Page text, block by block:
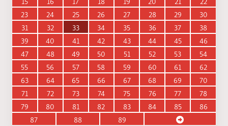
23
24 25 26 27 28 29
30
31
32 33 34 35 36 37
38
39
40 41 42 43 44 45
46
47
48 49 50 51 52 53
54
55
56 57 58 59 60 61
62
63
64 65 66 67 68 69
70
71
72 73 74 75 76 77
78
79
80 81 82 83 84 85
86
87
88 89